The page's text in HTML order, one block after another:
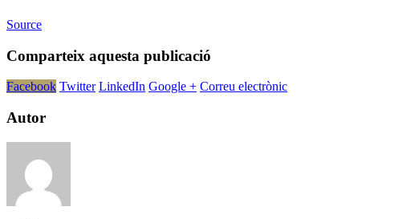
Source
Comparteix aquesta publicació
Facebook Twitter LinkedIn Google + Correu electrònic
Autor